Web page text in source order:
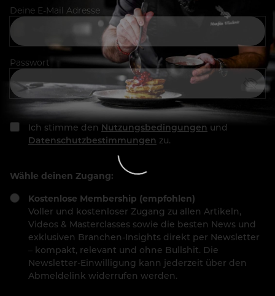
Deine E-Mail Adresse
Passwort
Ich stimme den Nutzungsbedingungen und
Datenschutzbestimmungen zu.
Wähle deinen Zugang:
Kostenlose Membership (empfohlen)
Voller und kostenloser Zugang zu allen Artikeln,
Videos & Masterclasses sowie die besten News und
exklusiven Branchen-Insights direkt per Newsletter
– kompakt, relevant und ohne Bullshit. Die
Newsletter-Einwilligung kann jederzeit über den
Abmeldelink widerrufen werden.